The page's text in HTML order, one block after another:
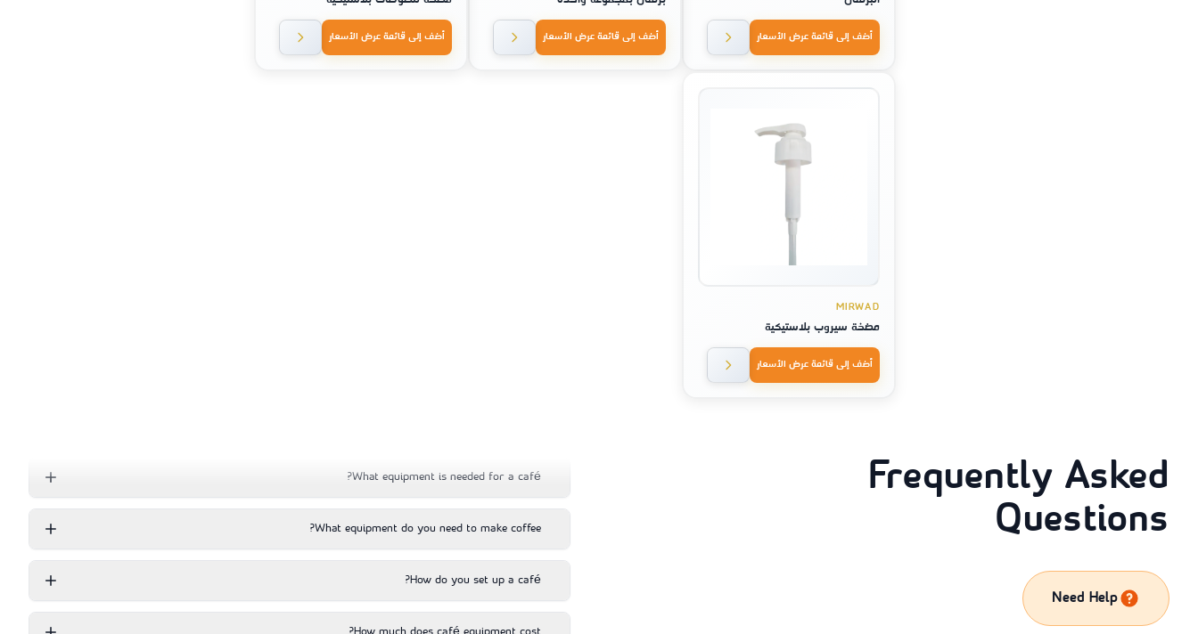
أضف إلى قائمة عرض الأسعار أضف إلى قائمة عرض الأسعار أضف إلى قائمة عرض الأسعار
MIRWAD
مضخة سيروب بلاستيكية
أضف إلى قائمة عرض الأسعار
Frequently Asked
Questions
Need Help
What equipment is needed for a café?
What equipment do you need to make coffee?
How do you set up a café?